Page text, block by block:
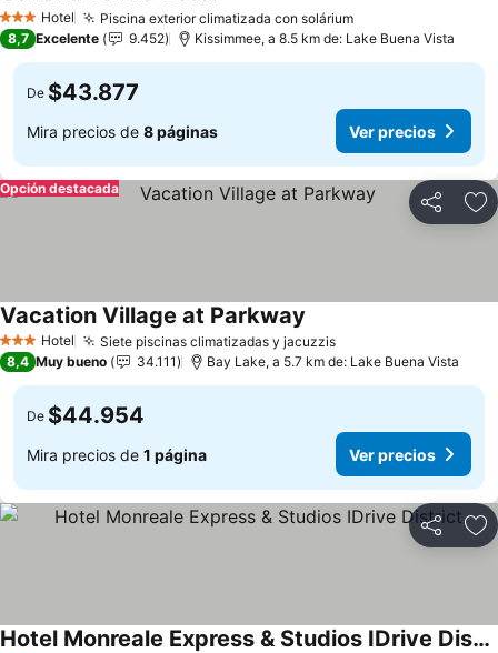
3 Estrellas
Hotel Piscina exterior climatizada con solárium
8,7 Excelente 9.452 Kissimmee, a 8.5 km de: Lake Buena Vista
De $43.877
Mira precios de 8 páginas Ver precios
Compartir
Opción destacada
3 Estrellas
Hotel Siete piscinas climatizadas y jacuzzis
Vacation Village at Parkway
8,4 Muy bueno 34.111 Bay Lake, a 5.7 km de: Lake Buena Vista
De $44.954
Mira precios de 1 página Ver precios
Compartir
Hotel Monreale Express & Studios IDrive District